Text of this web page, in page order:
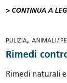
> CONTINUA A
PULIZIA,ANIMALI /
Rimedi
Rimedi naturali